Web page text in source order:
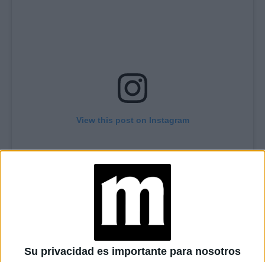
Su privacidad es importante para nosotros
View this post on Instagram